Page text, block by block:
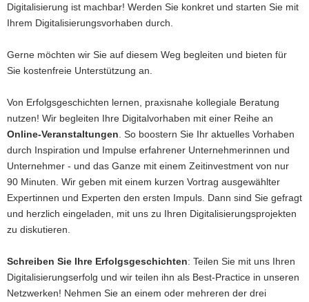
Digitalisierung ist machbar! Werden Sie konkret und starten Sie mit
Ihrem Digitalisierungsvorhaben durch.
Gerne möchten wir Sie auf diesem Weg begleiten und bieten für
Sie kostenfreie Unterstützung an.
Von Erfolgsgeschichten lernen, praxisnahe kollegiale Beratung
nutzen! Wir begleiten Ihre Digitalvorhaben mit einer Reihe an
Online-Veranstaltungen . So boostern Sie Ihr aktuelles Vorhaben
durch Inspiration und Impulse erfahrener Unternehmerinnen und
Unternehmer - und das Ganze mit einem Zeitinvestment von nur
90 Minuten. Wir geben mit einem kurzen Vortrag ausgewählter
Expertinnen und Experten den ersten Impuls. Dann sind Sie gefragt
und herzlich eingeladen, mit uns zu Ihren Digitalisierungsprojekten
zu diskutieren.
Schreiben Sie Ihre Erfolgsgeschichten: Teilen Sie mit uns Ihren
Digitalisierungserfolg und wir teilen ihn als Best-Practice in unseren
Netzwerken! Nehmen Sie an einem oder mehreren der drei